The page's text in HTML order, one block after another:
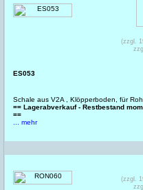
ES053
Schale aus V2A , Klöpperboden, für
== Lagerabverkauf - Restbestand
==
... mehr
(zzgl.
(zzgl.